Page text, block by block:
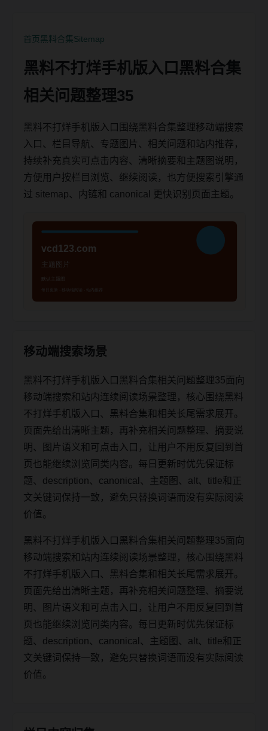
首页黑料合集Sitemap
黑料不打烊手机版入口黑料合集
相关问题整理35
黑料不打烊手机版入口围绕黑料合集整理移动端搜索
入口、栏目导航、专题图片、相关问题和站内推荐，
持续补充真实可点击内容、清晰摘要和主题图说明，
方便用户按栏目浏览、继续阅读，也方便搜索引擎通
过 sitemap、内链和 canonical 更快识别页面主题。
移动端搜索场景
黑料不打烊手机版入口黑料合集相关问题整理35面向
移动端搜索和站内连续阅读场景整理，核心围绕黑料
不打烊手机版入口、黑料合集和相关长尾需求展开。
页面先给出清晰主题，再补充相关问题整理、摘要说
明、图片语义和可点击入口，让用户不用反复回到首
页也能继续浏览同类内容。每日更新时优先保证标
题、description、canonical、主题图、alt、title和正
文关键词保持一致，避免只替换词语而没有实际阅读
价值。
黑料不打烊手机版入口黑料合集相关问题整理35面向
移动端搜索和站内连续阅读场景整理，核心围绕黑料
不打烊手机版入口、黑料合集和相关长尾需求展开。
页面先给出清晰主题，再补充相关问题整理、摘要说
明、图片语义和可点击入口，让用户不用反复回到首
页也能继续浏览同类内容。每日更新时优先保证标
题、description、canonical、主题图、alt、title和正
文关键词保持一致，避免只替换词语而没有实际阅读
价值。